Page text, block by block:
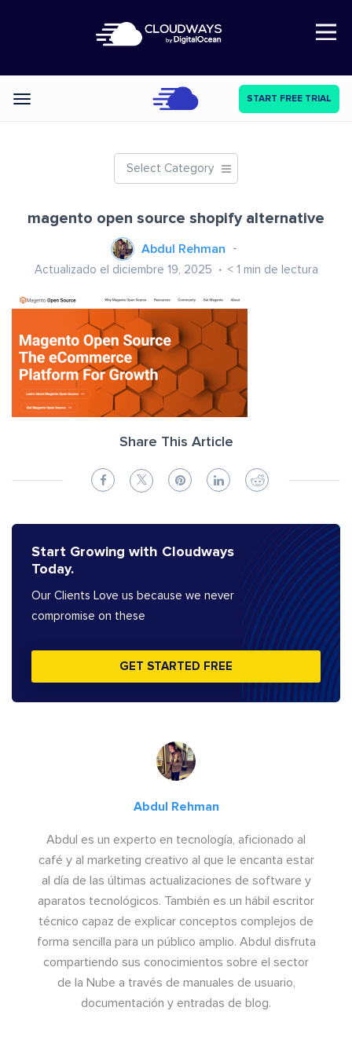
Open Nav
Categories START FREE TRIAL
Select Category
magento open source shopify alternative
Abdul Rehman
Actualizado el diciembre 19, 2025 < 1 min de lectura
Share This Article
Start Growing with Cloudways
Today.
Our Clients Love us because we never
compromise on these
GET STARTED FREE
Abdul Rehman
Abdul es un experto en tecnología, aficionado al
café y al marketing creativo al que le encanta estar
al día de las últimas actualizaciones de software y
aparatos tecnológicos. También es un hábil escritor
técnico capaz de explicar conceptos complejos de
forma sencilla para un público amplio. Abdul disfruta
compartiendo sus conocimientos sobre el sector
de la Nube a través de manuales de usuario,
documentación y entradas de blog.